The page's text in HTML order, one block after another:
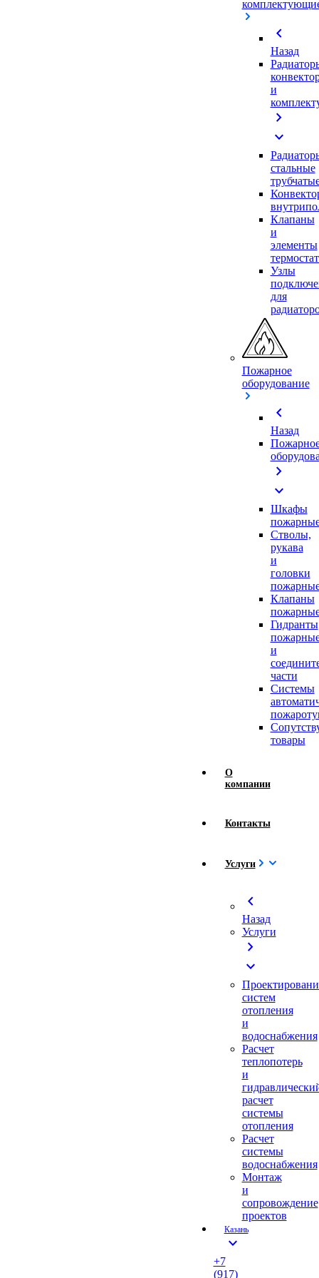
chevron_left
Назад
и
chevron_right
expand_more
стальные
Клапаны
и
элементы
Узлы
для
Пожарное
оборудование
chevron_left
Назад
chevron_right
expand_more
Шкафы
Стволы,
рукава
и
головки
Клапаны
Гидранты
и
части
Системы
товары
О
компании
Контакты
Услуги
chevron_left
Назад
Услуги
chevron_right
expand_more
систем
отопления
и
водоснабжения
Расчет
теплопотерь
и
расчет
системы
отопления
Расчет
системы
водоснабжения
Монтаж
и
сопровождение
проектов
Казань
expand_more
+7
(917)